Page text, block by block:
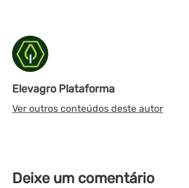
Elevagro Plataforma
Ver outros conteúdos deste autor
Deixe um comentário